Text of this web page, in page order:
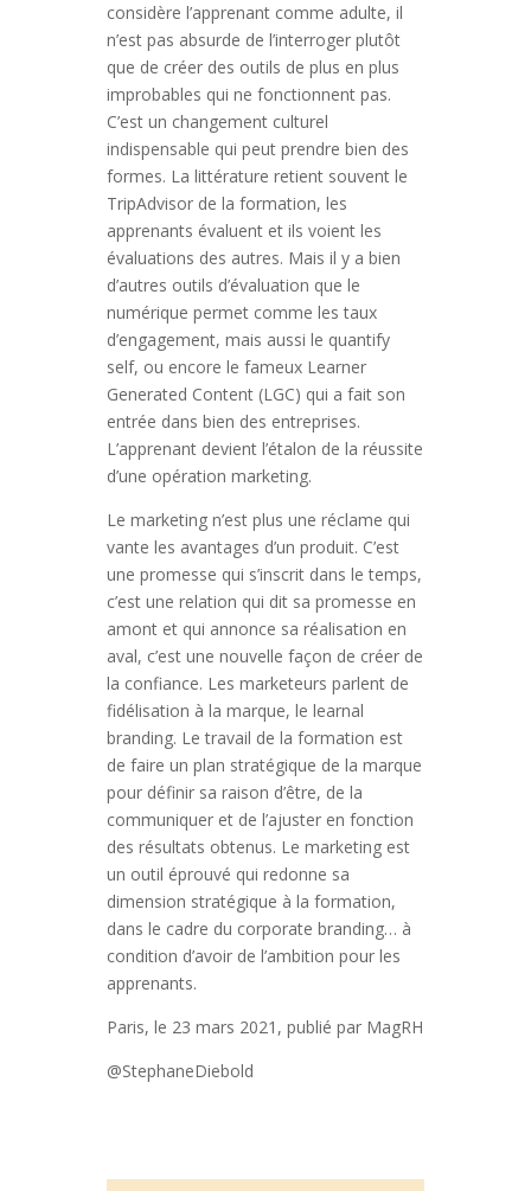
considère l’apprenant comme adulte, il
n’est pas absurde de l’interroger plutôt
que de créer des outils de plus en plus
improbables qui ne fonctionnent pas.
C’est un changement culturel
indispensable qui peut prendre bien des
formes. La littérature retient souvent le
TripAdvisor de la formation, les
apprenants évaluent et ils voient les
évaluations des autres. Mais il y a bien
d’autres outils d’évaluation que le
numérique permet comme les taux
d’engagement, mais aussi le quantify
self, ou encore le fameux Learner
Generated Content (LGC) qui a fait son
entrée dans bien des entreprises.
L’apprenant devient l’étalon de la réussite
d’une opération marketing.
Le marketing n’est plus une réclame qui
vante les avantages d’un produit. C’est
une promesse qui s’inscrit dans le temps,
c’est une relation qui dit sa promesse en
amont et qui annonce sa réalisation en
aval, c’est une nouvelle façon de créer de
la confiance. Les marketeurs parlent de
fidélisation à la marque, le learnal
branding. Le travail de la formation est
de faire un plan stratégique de la marque
pour définir sa raison d’être, de la
communiquer et de l’ajuster en fonction
des résultats obtenus. Le marketing est
un outil éprouvé qui redonne sa
dimension stratégique à la formation,
dans le cadre du corporate branding… à
condition d’avoir de l’ambition pour les
apprenants.
Paris, le 23 mars 2021, publié par MagRH
@StephaneDiebold